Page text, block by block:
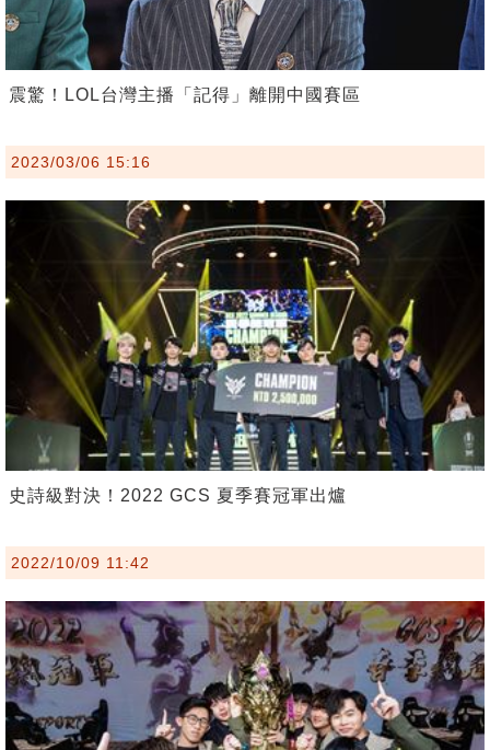
震驚！LOL台灣主播「記得」離開中國賽區
2023/03/06 15:16
史詩級對決！2022 GCS 夏季賽冠軍出爐
2022/10/09 11:42